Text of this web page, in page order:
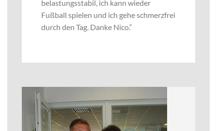
belastungsstabil, ich kann wieder
Fußball spielen und ich gehe schmerzfrei
durch den Tag. Danke Nico.“